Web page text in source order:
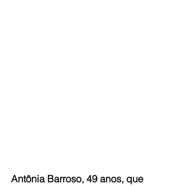
Antônia Barroso, 49 anos, que